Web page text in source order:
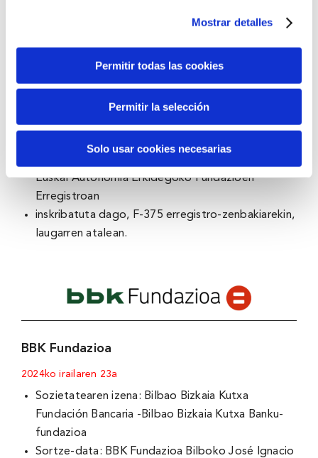
Mostrar detalles
Permitir todas las cookies
Permitir la selección
Solo usar cookies necesarias
2014ko azaroaren 24an eratu zen.
Egoitza soziala: Kale Nagusia, 19-21, 48001 Bilbo
Telefonoa: 94 685 94 00
Interneteko helbidea: www.bbk.eus
Identifikazio fiskaleko zenbakia: G 48412720
Euskal Autonomia Erkidegoko Fundazioen
Erregistroan
inskribatuta dago, F-375 erregistro-zenbakiarekin,
laugarren atalean.
BBK Fundazioa
2024ko irailaren 23a
Sozietatearen izena: Bilbao Bizkaia Kutxa
Fundación Bancaria -Bilbao Bizkaia Kutxa Banku-
fundazioa
Sortze-data: BBK Fundazioa Bilboko José Ignacio